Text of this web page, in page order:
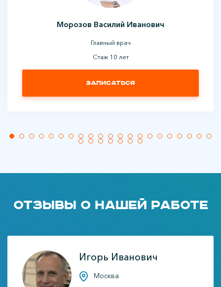
Морозов Василий Иванович
Главный врач
Стаж 10 лет
Записаться
Отзывы о нашей работе
Игорь Иванович
Москва